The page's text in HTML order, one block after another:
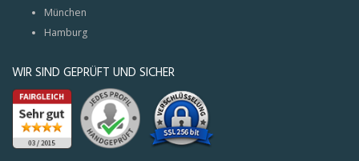
München
Hamburg
WIR SIND GEPRÜFT UND SICHER